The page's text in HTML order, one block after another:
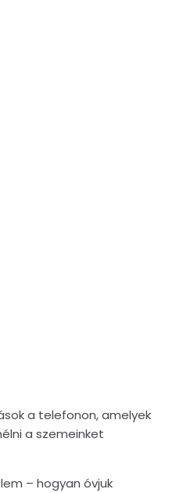
a telefonon, amelyek
a szemeinket
– hogyan óvjuk